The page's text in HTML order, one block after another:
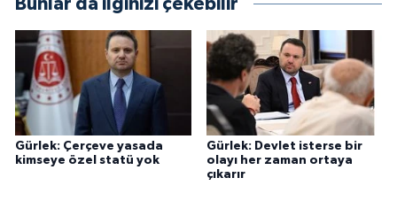
Bunlar da ilginizi çekebilir
Gürlek: Çerçeve yasada
kimseye özel statü yok
Gürlek: Devlet isterse bir
olayı her zaman ortaya
çıkarır